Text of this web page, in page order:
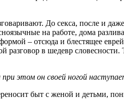
До секса, после и
на работе, дома
– отсюда и блестящее
в шедевр
этом он своей ногой
быт с женой и детьми,